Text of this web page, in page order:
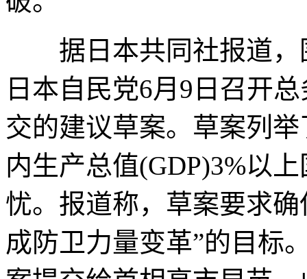
据日本共同社报道，
日本自民党6月9日召开
交的建议草案。草案列
内生产总值(GDP)3%以
忧。报道称，草案要求
成防卫力量变革”的目标